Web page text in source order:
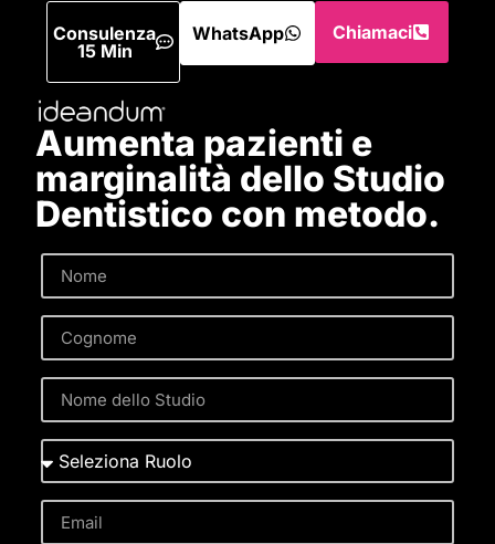
Consulenza
15 Min
WhatsApp Chiamaci
Aumenta pazienti e
marginalità dello Studio
Dentistico con metodo.